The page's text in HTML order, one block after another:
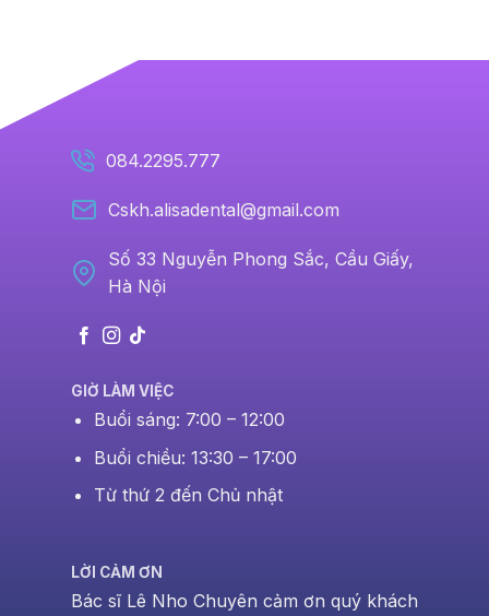
084.2295.777
Cskh.alisadental@gmail.com
Số 33 Nguyễn Phong Sắc, Cầu Giấy,
Hà Nội
GIỜ LÀM VIỆC
Buổi sáng: 7:00 – 12:00
Buổi chiều: 13:30 – 17:00
Từ thứ 2 đến Chủ nhật
LỜI CẢM ƠN
Bác sĩ Lê Nho Chuyên cảm ơn quý khách